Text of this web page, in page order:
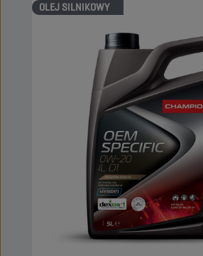
OLEJ SILNIKOWY